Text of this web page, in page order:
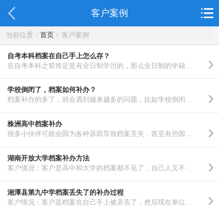
客户案例
当前位置： 首页> 客户案例
自考本科档案在自己手上怎么存？
学校倒闭了，档案如何补办？
档案补办的多了，就会遇到越来越多的问题，比如学校倒闭了，还能补办吗，比如毕业证不见了，还能补办吗等..……
株洲高中档案补办
很多小伙伴可能会因为各种原因导致档案丢失，甚至有些因为保管不当刚毕业就弄丢了自己的档案，这个时候马..……
湖南开放大学档案补办方法
湘潭县第九中学档案丢失了的补办过程